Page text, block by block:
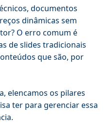
documentos
dinâmicas sem
O erro comum é
de slides tradicionais
que são, por
elencamos os pilares
ter para gerenciar essa